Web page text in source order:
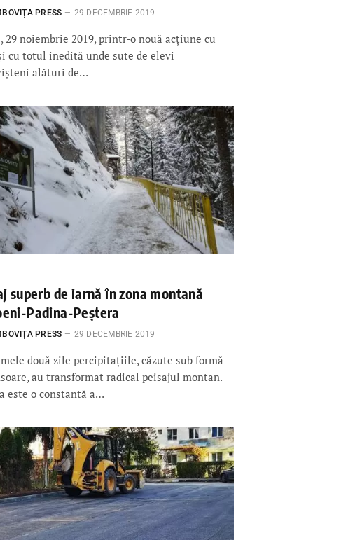
PRESS 29 DECEMBRIE 2019
29 noiembrie 2019, printr-o nouă acţiune cu
cu totul inedită unde sute de elevi
alături de…
superb de iarnă în zona montană
Padina-Peştera
PRESS 29 DECEMBRIE 2019
două zile percipitațiile, căzute sub formă
au transformat radical peisajul montan.
este o constantă a…